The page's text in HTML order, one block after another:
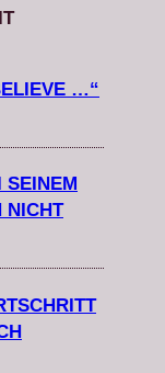
…“
NICHT